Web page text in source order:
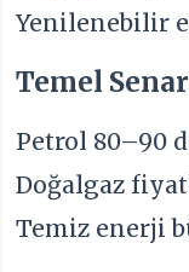
Yenilenebilir
Temel
Petrol 80–90
Doğalgaz
Temiz enerji